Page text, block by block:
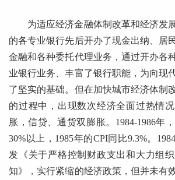
为适应经济金融体制改革和经济发
的各专业银行先后开办了现金出纳、居
金融和各种委托代理业务，通过开办各
业银行业务、丰富了银行职能，为向现
了坚实的基础。但在加快城市经济体制
的过程中，出现数次经济全面过热情
胀，信贷、通货双膨胀。1984-1986年
30%以上，1985年的CPI同比9.3%。
发《关于严格控制财政支出和大力组
知》，实行紧缩的经济政策，但并未有